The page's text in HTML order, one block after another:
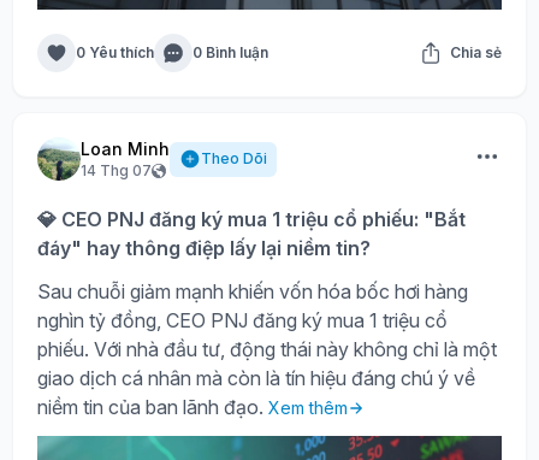
0 Yêu thích 0 Bình luận Chia sẻ
Loan Minh
14 Thg 07
Theo Dõi
💎 CEO PNJ đăng ký mua 1 triệu cổ phiếu: "Bắt
đáy" hay thông điệp lấy lại niềm tin?
Sau chuỗi giảm mạnh khiến vốn hóa bốc hơi hàng
nghìn tỷ đồng, CEO PNJ đăng ký mua 1 triệu cổ
phiếu. Với nhà đầu tư, động thái này không chỉ là một
giao dịch cá nhân mà còn là tín hiệu đáng chú ý về
niềm tin của ban lãnh đạo. Xem thêm